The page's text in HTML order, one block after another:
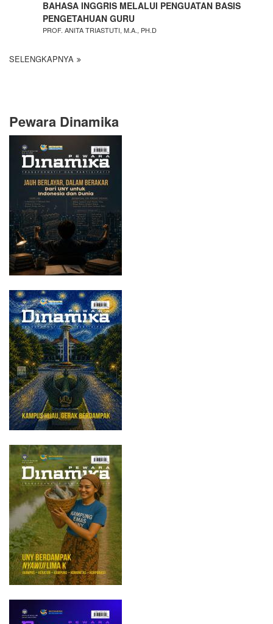
BAHASA INGGRIS MELALUI PENGUATAN BASIS
PENGETAHUAN GURU
PROF. ANITA TRIASTUTI, M.A., PH.D
SELENGKAPNYA
Pewara Dinamika